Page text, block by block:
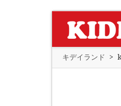
キデイランド >